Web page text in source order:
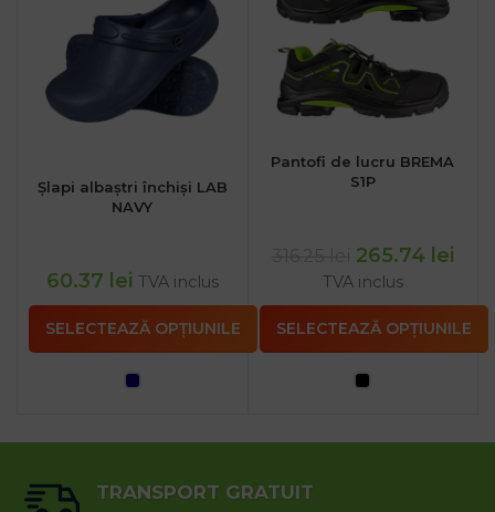
Șlapi albaștri închiși LAB
NAVY
60.37 lei TVA inclus
SELECTEAZĂ OPȚIUNILE
Pantofi de lucru BREMA
S1P
265.74 lei
TVA inclus
SELECTEAZĂ OPȚIUNILE
TRANSPORT GRATUIT